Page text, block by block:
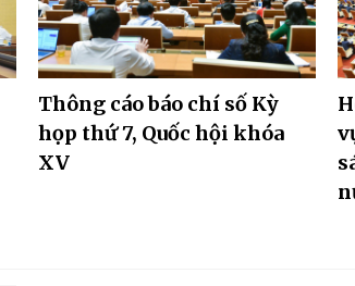
Thông cáo báo chí số Kỳ
họp thứ 7, Quốc hội khóa
XV